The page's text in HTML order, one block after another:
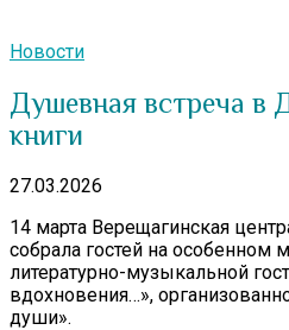
Новости
Душевная встреча в
книги
27.03.2026
14 марта Верещагинская
собрала гостей на особенном
литературно-музыкальной
вдохновения…»,
души».